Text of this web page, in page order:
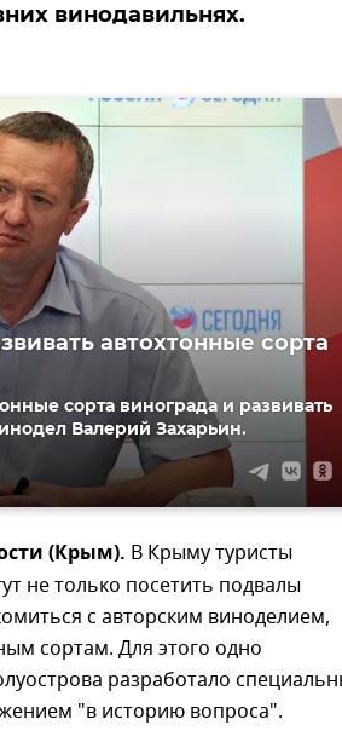
винодавильнях.
автохтонные сорта
сорта винограда и развивать
Валерий Захарьин.
(Крым). В Крыму туристы
не только посетить подвалы
с авторским виноделием,
сортам. Для этого одно
разработало
"в историю вопроса".